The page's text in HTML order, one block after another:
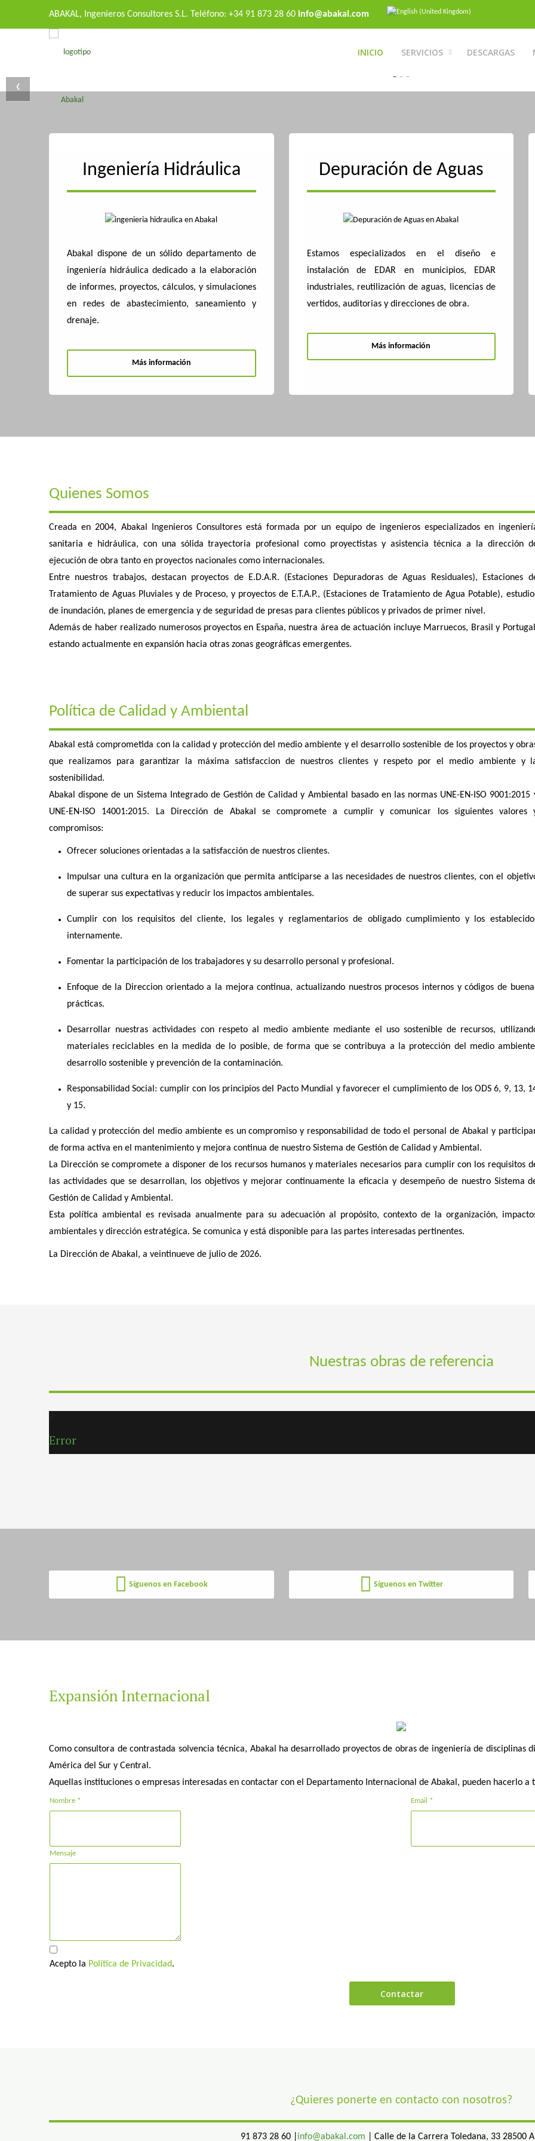
ABAKAL, Ingenieros Consultores S.L. Teléfono: +34 91 873 28 60 info@abakal.com
INICIO SERVICIOS DESCARGAS
Hidráulica - Depuración - Ingeniería
Hidráulica - Depuración - Ingeniería
Hidráulica - Depuración - Ingeniería
‹
Ingeniería Hidráulica
Abakal dispone de un sólido departamento de
ingeniería hidráulica dedicado a la elaboración
de informes, proyectos, cálculos, y simulaciones
en redes de abastecimiento, saneamiento y
drenaje.
Más información
Depuración de Aguas
Estamos especializados en el diseño e
instalación de EDAR en municipios, EDAR
industriales, reutilización de aguas, licencias de
vertidos, auditorias y direcciones de obra.
Más información
Quienes Somos
Creada en 2004, Abakal Ingenieros Consultores está formada por un equipo de ingenieros especializados en
sanitaria e hidráulica, con una sólida trayectoria profesional como proyectistas y asistencia técnica a la dirección
ejecución de obra tanto en proyectos nacionales como internacionales.
Entre nuestros trabajos, destacan proyectos de E.D.A.R. (Estaciones Depuradoras de Aguas Residuales), Estaciones
Tratamiento de Aguas Pluviales y de Proceso, y proyectos de E.T.A.P., (Estaciones de Tratamiento de Agua Potable),
de inundación, planes de emergencia y de seguridad de presas para clientes públicos y privados de primer nivel.
Además de haber realizado numerosos proyectos en España, nuestra área de actuación incluye Marruecos, Brasil y
estando actualmente en expansión hacia otras zonas geográficas emergentes.
Política de Calidad y Ambiental
Abakal está comprometida con la calidad y protección del medio ambiente y el desarrollo sostenible de los proyectos y
que realizamos para garantizar la máxima satisfaccion de nuestros clientes y respeto por el medio ambiente y
sostenibilidad.
Abakal dispone de un Sistema Integrado de Gestión de Calidad y Ambiental basado en las normas UNE-EN-ISO 9001:2015
UNE-EN-ISO 14001:2015. La Dirección de Abakal se compromete a cumplir y comunicar los siguientes valores
compromisos:
Ofrecer soluciones orientadas a la satisfacción de nuestros clientes.
Impulsar una cultura en la organización que permita anticiparse a las necesidades de nuestros clientes, con el
de superar sus expectativas y reducir los impactos ambientales.
Cumplir con los requisitos del cliente, los legales y reglamentarios de obligado cumplimiento y los
internamente.
Fomentar la participación de los trabajadores y su desarrollo personal y profesional.
Enfoque de la Direccion orientado a la mejora continua, actualizando nuestros procesos internos y códigos de
prácticas.
Desarrollar nuestras actividades con respeto al medio ambiente mediante el uso sostenible de recursos,
materiales reciclables en la medida de lo posible, de forma que se contribuya a la protección del medio
desarrollo sostenible y prevención de la contaminación.
Responsabilidad Social: cumplir con los principios del Pacto Mundial y favorecer el cumplimiento de los ODS 6, 9, 13,
y 15.
La calidad y protección del medio ambiente es un compromiso y responsabilidad de todo el personal de Abakal y
de forma activa en el mantenimiento y mejora continua de nuestro Sistema de Gestión de Calidad y Ambiental.
La Dirección se compromete a disponer de los recursos humanos y materiales necesarios para cumplir con los requisitos
las actividades que se desarrollan, los objetivos y mejorar continuamente la eficacia y desempeño de nuestro Sistema
Gestión de Calidad y Ambiental.
Esta política ambiental es revisada anualmente para su adecuación al propósito, contexto de la organización,
ambientales y dirección estratégica. Se comunica y está disponible para las partes interesadas pertinentes.
La Dirección de Abakal, a veintinueve de julio de 2026.
Nuestras obras de referencia
Error
Síguenos en Facebook Síguenos en Twitter
Expansión Internacional
Como consultora de contrastada solvencia técnica, Abakal ha desarrollado proyectos de obras de ingeniería de disciplinas
América del Sur y Central.
Aquellas instituciones o empresas interesadas en contactar con el Departamento Internacional de Abakal, pueden hacerlo
Nombre * Email *
Mensaje
Acepto la Política de Privacidad.
¿Quieres ponerte en contacto con nosotros?
91 873 28 60 | info@abakal.com | Calle de la Carrera Toledana, 33 28500